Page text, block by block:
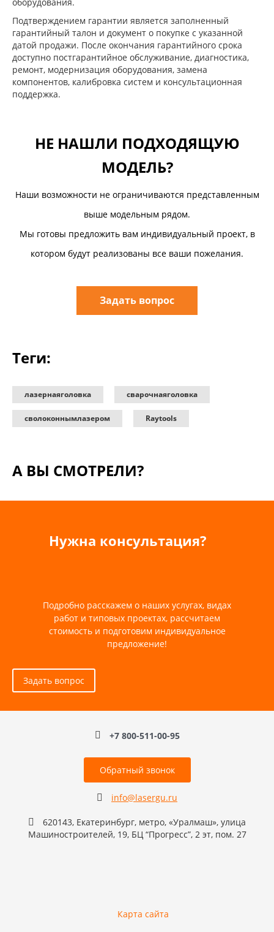
Подтверждением гарантии является заполненный
гарантийный талон и документ о покупке с указанной
датой продажи. После окончания гарантийного срока
доступно постгарантийное обслуживание, диагностика,
ремонт, модернизация оборудования, замена
компонентов, калибровка систем и консультационная
поддержка.
НЕ НАШЛИ ПОДХОДЯЩУЮ
МОДЕЛЬ?
Наши возможности не ограничиваются представленным
выше модельным рядом.
Мы готовы предложить вам индивидуальный проект, в
котором будут реализованы все ваши пожелания.
Задать вопрос
Теги:
лазернаяголовка сварочнаяголовка
сволоконнымлазером Raytools
А ВЫ СМОТРЕЛИ?
Нужна консультация?
Подробно расскажем о наших услугах, видах
работ и типовых проектах, рассчитаем
стоимость и подготовим индивидуальное
предложение!
Задать вопрос
+7 800-511-00-95
Обратный звонок
info@lasergu.ru
620143, Екатеринбург, метро, «Уралмаш», улица
Машиностроителей, 19, БЦ “Прогресс”, 2 эт, пом. 27
Карта сайта